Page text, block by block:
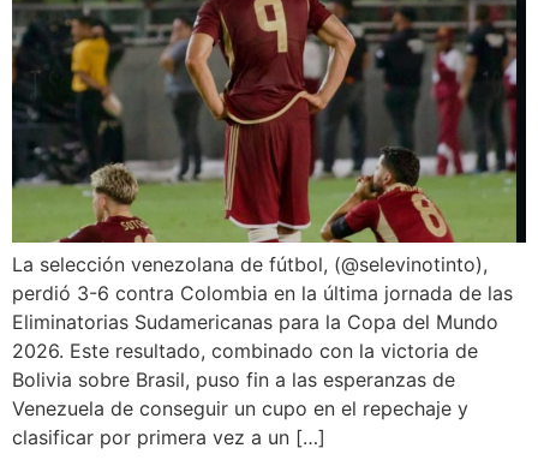
La selección venezolana de fútbol, (@selevinotinto),
perdió 3-6 contra Colombia en la última jornada de las
Eliminatorias Sudamericanas para la Copa del Mundo
2026. Este resultado, combinado con la victoria de
Bolivia sobre Brasil, puso fin a las esperanzas de
Venezuela de conseguir un cupo en el repechaje y
clasificar por primera vez a un […]